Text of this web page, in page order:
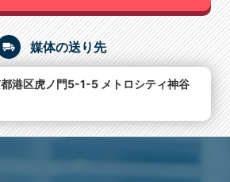
媒体の送り先
港区虎ノ門5-1-5 メトロシティ神谷